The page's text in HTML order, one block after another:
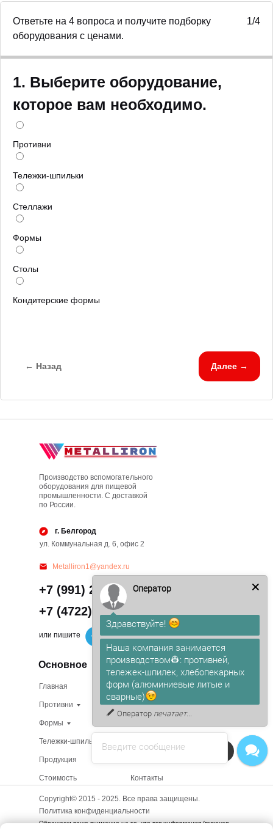
Ответьте на 4 вопроса и получите подборку
оборудования с ценами.
1/4
1. Выберите оборудование,
которое вам необходимо.
Противни
Тележки-шпильки
Стеллажи
Формы
Столы
Кондитерские формы
← Назад Далее →
Производство вспомогательного
оборудования для пищевой
промышленности. С доставкой
по России.
г. Белгород
ул. Коммунальная д. 6, офис 2
+7 (991) 212-23-23
Metalliron1@yandex.ru
Основное
Главная
Продукция
Противни
Стоимость
Доставка
Тележки-шпильки
Изготовление на заказ
Контакты
Copyright© 2015 - 2025. Все права защищены.
Политика конфиденциальности
или пишите
+7 (4722) 50-17-45
Формы
В наличии
Обращаем ваше внимание на то, что вся информация (включая
Напишите в чат!
Введите сообщение
Оператор
Здравствуйте!
Наша компания занимается
производством👷: противней,
тележек-шпилек, хлебопекарных
форм (алюминиевые литые и
сварные)
Оператор печатает...